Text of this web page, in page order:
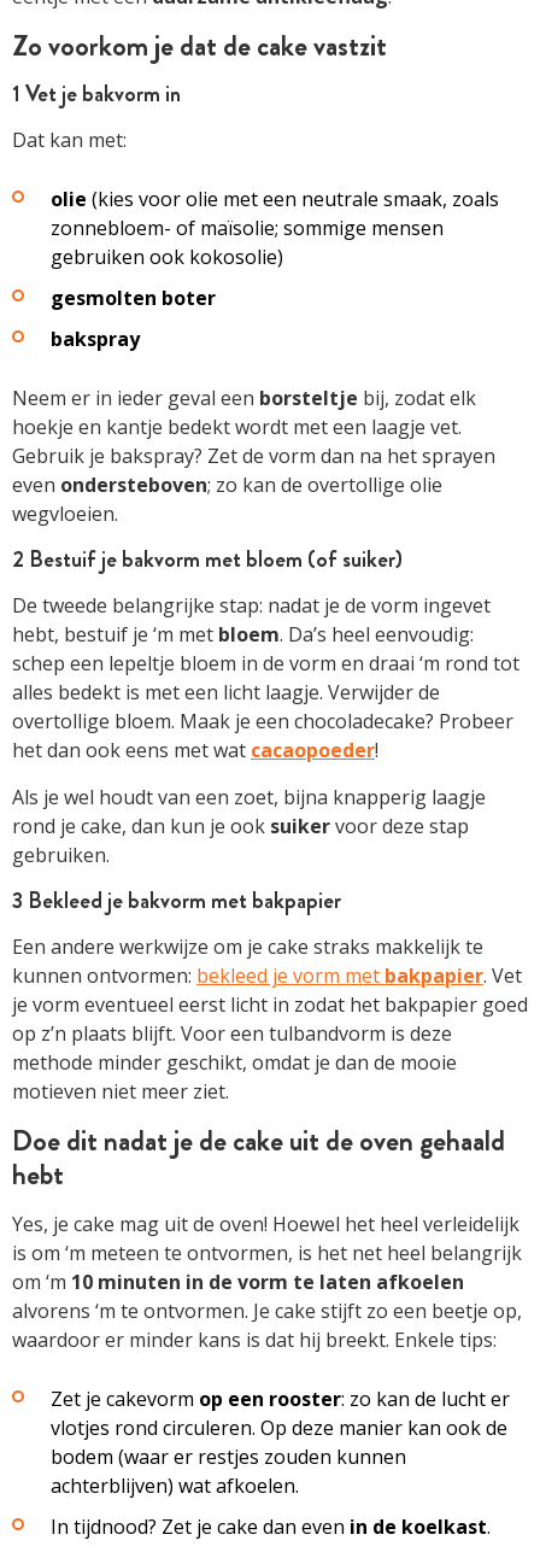
Zo voorkom je dat de cake vastzit
1 Vet je bakvorm in
Dat kan met:
olie (kies voor olie met een neutrale smaak, zoals
zonnebloem- of maïsolie; sommige mensen
gebruiken ook kokosolie)
gesmolten boter
bakspray
Neem er in ieder geval een borsteltje bij, zodat elk
hoekje en kantje bedekt wordt met een laagje vet.
Gebruik je bakspray? Zet de vorm dan na het sprayen
even ondersteboven; zo kan de overtollige olie
wegvloeien.
2 Bestuif je bakvorm met bloem (of suiker)
De tweede belangrijke stap: nadat je de vorm ingevet
hebt, bestuif je ‘m met bloem. Da’s heel eenvoudig:
schep een lepeltje bloem in de vorm en draai ‘m rond tot
alles bedekt is met een licht laagje. Verwijder de
overtollige bloem. Maak je een chocoladecake? Probeer
het dan ook eens met wat cacaopoeder!
Als je wel houdt van een zoet, bijna knapperig laagje
rond je cake, dan kun je ook suikervoor deze stap
gebruiken.
3 Bekleed je bakvorm met bakpapier
Een andere werkwijze om je cake straks makkelijk te
kunnen ontvormen: bekleed je vorm met bakpapier. Vet
je vorm eventueel eerst licht in zodat het bakpapier goed
op z’n plaats blijft. Voor een tulbandvorm is deze
methode minder geschikt, omdat je dan de mooie
motieven niet meer ziet.
Doe dit nadat je de cake uit de oven gehaald
hebt
Yes, je cake mag uit de oven! Hoewel het heel verleidelijk
is om ‘m meteen te ontvormen, is het net heel belangrijk
om ‘m 10 minuten in de vorm te laten afkoelen
alvorens ‘m te ontvormen. Je cake stijft zo een beetje op,
waardoor er minder kans is dat hij breekt. Enkele tips:
Zet je cakevorm op een rooster: zo kan de lucht er
vlotjes rond circuleren. Op deze manier kan ook de
bodem (waar er restjes zouden kunnen
achterblijven) wat afkoelen.
In tijdnood? Zet je cake dan even in de koelkast.